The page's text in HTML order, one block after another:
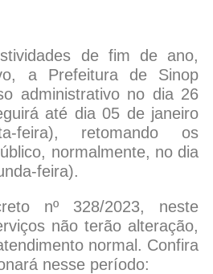
de fim de ano,
a Prefeitura de Sinop
administrativo no dia 26
até dia 05 de janeiro
feira), retomando os
normalmente, no dia
feira).
nº 328/2023, neste
não terão alteração,
normal. Confira
nesse período: